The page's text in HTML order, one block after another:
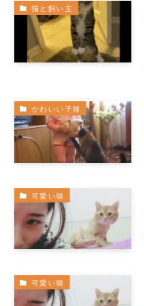
猫と飼い主
かわいい子猫
可愛い猫
可愛い猫